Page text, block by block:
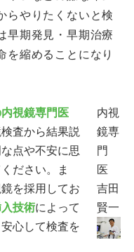
らやりたくないと検
早期発見・早期治療
を縮めることになり
視鏡専門医
査から結果説
点や不安に思
ださい。ま
を採用してお
技術によって
心して検査を
内視
鏡専
門
医
吉田
賢一